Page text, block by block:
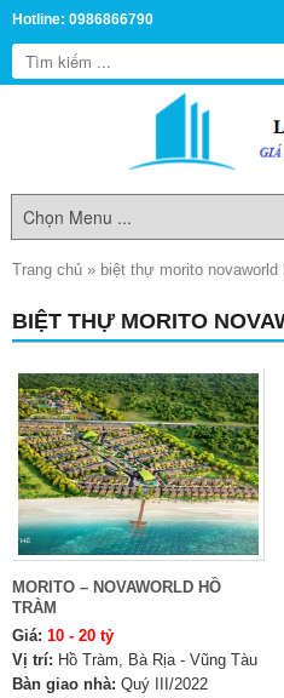
Hotline: 0986866790
Trang chủ » biệt thự morito novaworld
BIỆT THỰ MORITO
MORITO – NOVAWORLD HỒ
TRÀM
Giá: 10 - 20 tỷ
Vị trí: Hồ Tràm, Bà Rịa - Vũng Tàu
Bàn giao nhà: Quý III/2022